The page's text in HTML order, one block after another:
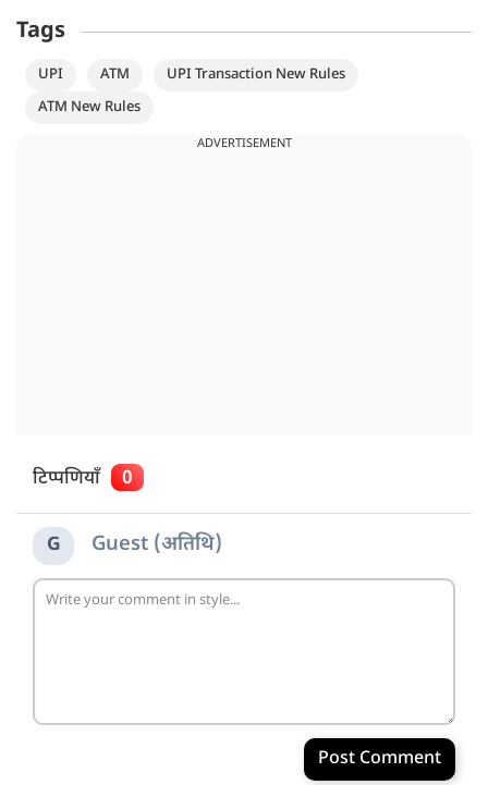
Tags
UPI ATM
UPI Transaction New Rules
ATM New Rules
ADVERTISEMENT
टिप्पणियाँ 0
G Guest (अतिथि)
Post Comment